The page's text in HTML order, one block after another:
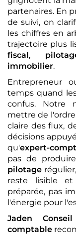
partenaires. En
de suivi, on
les chiffres en
trajectoire plus
fiscal,
immobilier.
Entrepreneur
temps quand
confus. Notre
mettre de
claire des flux,
décisions
qu'expert-
pas de
pilotage
reste lisible
préparée, pas
l'énergie pour
Jaden Conseil
comptable